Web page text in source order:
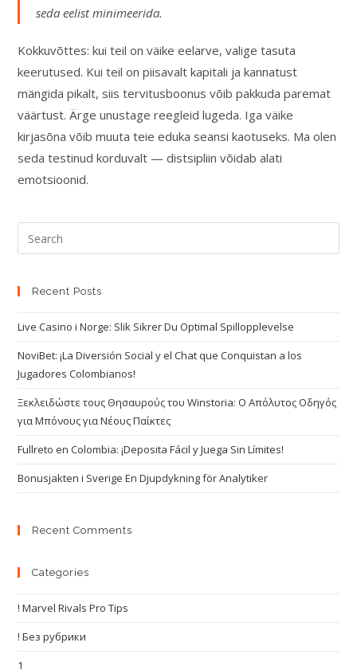
seda eelist minimeerida.
Kokkuvõttes: kui teil on väike eelarve, valige tasuta
keerutused. Kui teil on piisavalt kapitali ja kannatust
mängida pikalt, siis tervitusboonus võib pakkuda paremat
väärtust. Ärge unustage reegleid lugeda. Iga väike
kirjasõna võib muuta teie eduka seansi kaotuseks. Ma olen
seda testinud korduvalt — distsipliin võidab alati
emotsioonid.
Recent Posts
Live Casino i Norge: Slik Sikrer Du Optimal Spillopplevelse
NoviBet: ¡La Diversión Social y el Chat que Conquistan a los
Jugadores Colombianos!
Ξεκλειδώστε τους Θησαυρούς του Winstoria: Ο Απόλυτος Οδηγός
για Μπόνους για Νέους Παίκτες
Fullreto en Colombia: ¡Deposita Fácil y Juega Sin Límites!
Bonusjakten i Sverige En Djupdykning för Analytiker
Recent Comments
Categories
! Marvel Rivals Pro Tips
! Без рубрики
1